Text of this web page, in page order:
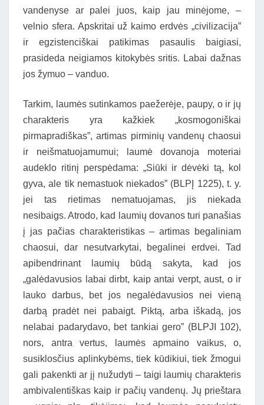
vandenyse ar palei juos, kaip jau minėjome, –
velnio sfera. Apskritai už kaimo erdvės „civilizacija”
ir egzistenciškai patikimas pasaulis baigiasi,
prasideda neigiamos kitokybės sritis. Labai dažnas
jos žymuo – vanduo.
Tarkim, laumės sutinkamos paežerėje, paupy, o ir jų
charakteris yra kažkiek „kosmogoniškai
pirmapradiškas”, artimas pirminių vandenų chaosui
ir neišmatuojamumui; laumė dovanoja moteriai
audeklo ritinį perspėdama: „Siūki ir dėvėki tą, kol
gyva, ale tik nemastuok niekados” (BLPĮ 1225), t. y.
jei tas rietimas nematuojamas, jis niekada
nesibaigs. Atrodo, kad laumių dovanos turi panašias
į jas pačias charakteristikas – artimas begaliniam
chaosui, dar nesutvarkytai, begalinei erdvei. Tad
apibendrinant laumių būdą sakyta, kad jos
„galėdavusios labai dirbt, kaip antai verpt, aust, o ir
lauko darbus, bet jos negalėdavusios nei vieną
darbą pradėt nei pabaigt. Piktą, arba iškadą, jos
nelabai padarydavo, bet tankiai gero” (BLPJI 102),
nors, antra vertus, laumės apmaino vaikus, o,
susiklosčius aplinkybėms, tiek kūdikiui, tiek žmogui
gali pakenkti ar jį nužudyti – taigi laumių charakteris
ambivalentiškas kaip ir pačių vandenų. Jų prieštara